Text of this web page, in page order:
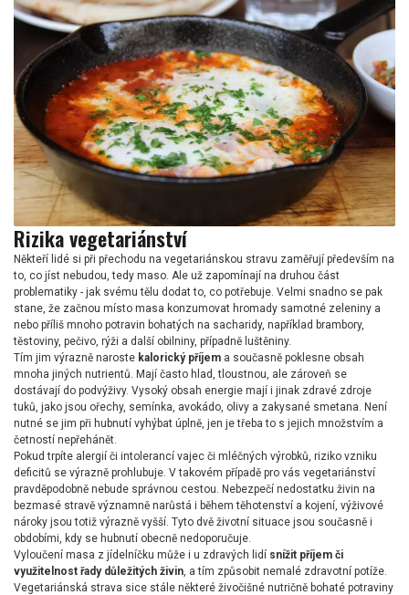
Rizika vegetariánství
Někteří lidé si při přechodu na vegetariánskou stravu zaměřují především na
to, co jíst nebudou, tedy maso. Ale už zapomínají na druhou část
problematiky - jak svému tělu dodat to, co potřebuje. Velmi snadno se pak
stane, že začnou místo masa konzumovat hromady samotné zeleniny a
nebo příliš mnoho potravin bohatých na sacharidy, například brambory,
těstoviny, pečivo, rýži a další obilniny, případně luštěniny.
Tím jim výrazně naroste kalorický příjem a současně poklesne obsah
mnoha jiných nutrientů. Mají často hlad, tloustnou, ale zároveň se
dostávají do podvýživy. Vysoký obsah energie mají i jinak zdravé zdroje
tuků, jako jsou ořechy, semínka, avokádo, olivy a zakysané smetana. Není
nutné se jim při hubnutí vyhýbat úplně, jen je třeba to s jejich množstvím a
četností nepřehánět.
Pokud trpíte alergií či intolerancí vajec či mléčných výrobků, riziko vzniku
deficitů se výrazně prohlubuje. V takovém případě pro vás vegetariánství
pravděpodobně nebude správnou cestou. Nebezpečí nedostatku živin na
bezmasé stravě významně narůstá i během těhotenství a kojení, výživové
nároky jsou totiž výrazně vyšší. Tyto dvě životní situace jsou současně i
obdobími, kdy se hubnutí obecně nedoporučuje.
Vyloučení masa z jídelníčku může i u zdravých lidí snížit příjem či
využitelnost řady důležitých živin , a tím způsobit nemalé zdravotní potíže.
Vegetariánská strava sice stále některé živočišné nutričně bohaté potraviny